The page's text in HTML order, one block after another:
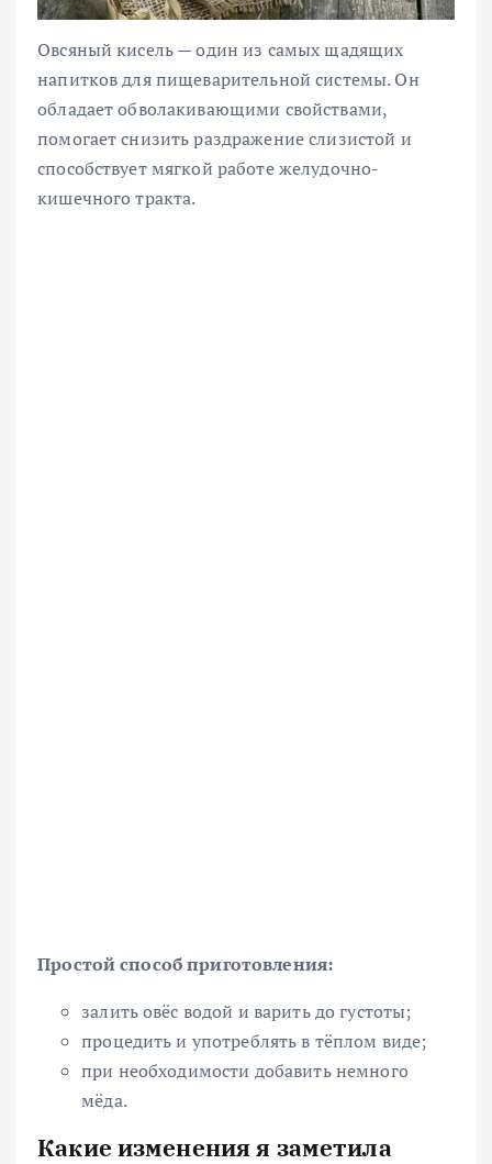
Овсяный кисель — один из самых щадящих
напитков для пищеварительной системы. Он
обладает обволакивающими свойствами,
помогает снизить раздражение слизистой и
способствует мягкой работе желудочно-
кишечного тракта.
Простой способ приготовления:
залить овёс водой и варить до густоты;
процедить и употреблять в тёплом виде;
при необходимости добавить немного
мёда.
Какие изменения я заметила